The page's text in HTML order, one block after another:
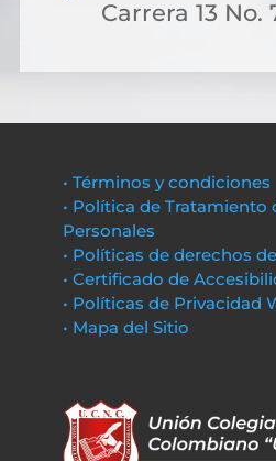
Carrera 13 No.
• Términos y condiciones
• Política de Tratamiento
Personales
• Políticas de derechos
• Certificado de
• Políticas de Privacidad
• Mapa del Sitio